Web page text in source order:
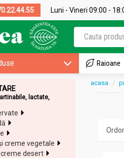
Luni - Vineri 09:00 -
Raioane
lactate,
creme vegetale
desert
acasa